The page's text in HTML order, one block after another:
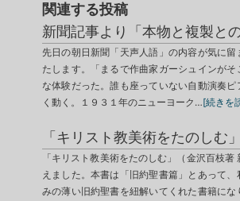
関連する投稿
新聞記事より「本物と複製と
先日の朝日新聞「天声人語」の内容が気に
たします。「まるで作曲家ガーシュインがそ
な体験だった。誰も座っていない自動演奏ピ
く動く。１９３１年のニューヨーク…[続きを
「キリスト教美術をたのしむ
「キリスト教美術をたのしむ」（金沢百枝著
えました。本書は「旧約聖書篇」とあって、
みの薄い旧約聖書を紐解いてくれた書籍にな